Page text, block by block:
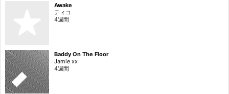
Awake
ティコ
4週間
Baddy On The Floor
Jamie xx
4週間